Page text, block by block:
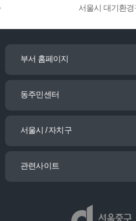
서울시 대기환경
부서 홈페이지
동주민센터
서울시 / 자치구
관련사이트